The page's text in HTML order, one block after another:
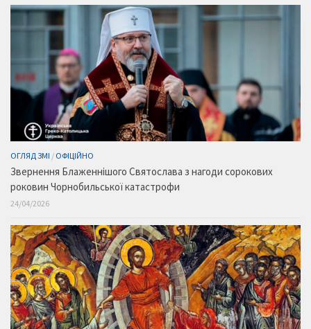
ОГЛЯД ЗМІ / ОФІЦІЙНО
Звернення Блаженнішого Святослава з нагоди сорокових
роковин Чорнобильської катастрофи
24/04/2026